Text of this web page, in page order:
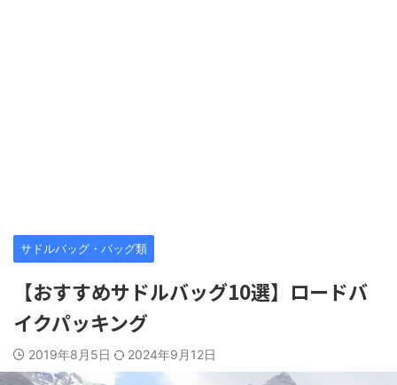
サドルバッグ・バッグ類
【おすすめサドルバッグ10選】ロードバ
イクパッキング
2019年8月5日 2024年9月12日